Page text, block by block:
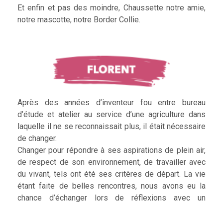
Et enfin et pas des moindre, Chaussette notre amie,
notre mascotte, notre Border Collie.
Après des années d’inventeur fou entre bureau
d’étude et atelier au service d’une agriculture dans
laquelle il ne se reconnaissait plus, il était nécessaire
de changer.
Changer pour répondre à ses aspirations de plein air,
de respect de son environnement, de travailler avec
du vivant, tels ont été ses critères de départ. La vie
étant faite de belles rencontres, nous avons eu la
chance d’échanger lors de réflexions avec un